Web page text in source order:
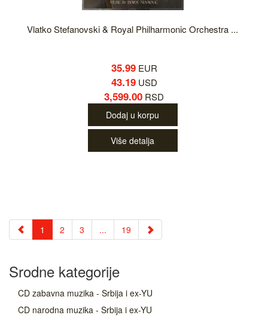
Vlatko Stefanovski & Royal Philharmonic Orchestra ...
35.99EUR
43.19USD
3,599.00 RSD
Dodaj u korpu
Više detalja
1 2 3 ... 19
Srodne kategorije
CD zabavna muzika - Srbija i ex-YU
CD narodna muzika - Srbija i ex-YU